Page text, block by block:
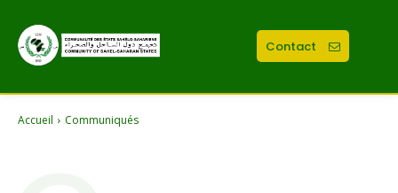
Contact
Accueil Communiqués